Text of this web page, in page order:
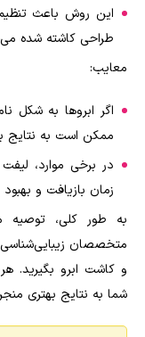
این روش باعث
طراحی کاشته شده
معایب:
اگر ابروها به شکل
ممکن است به نتایج
در برخی موارد،
زمان بازیافت و
به طور کلی،
متخصصان زیبایی‌شناسی،
و کاشت ابرو بگیرید.
شما به نتایج بهتری